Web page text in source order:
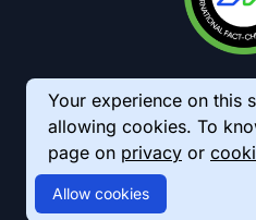
Your experience on this
allowing cookies. To
page on privacy or
Allow cookies
© 2026 AkhbarMeter.